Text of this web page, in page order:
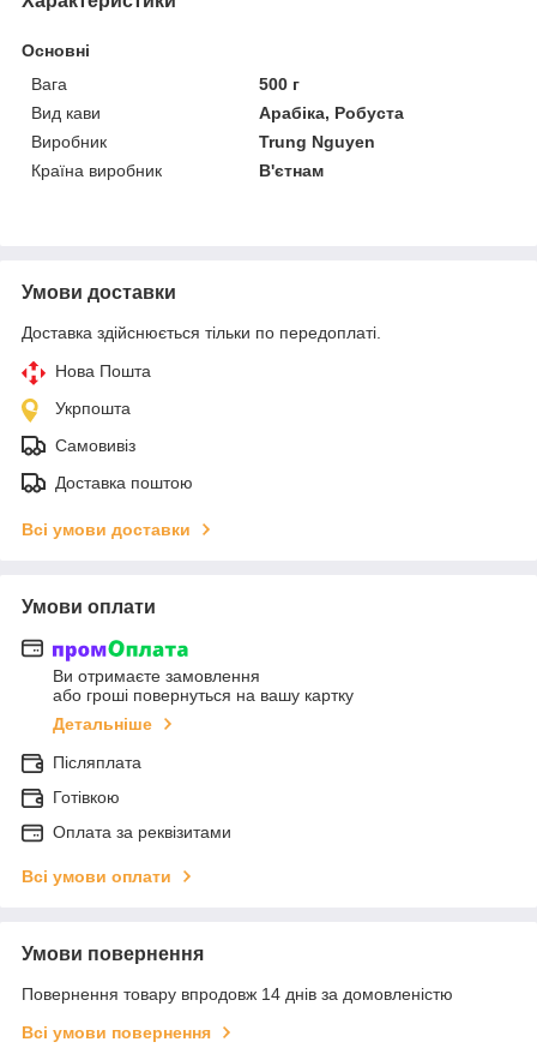
Основні
Вага
500 г
Вид кави
Арабіка, Робуста
Виробник
Trung Nguyen
Країна виробник
В'єтнам
Умови доставки
Доставка здійснюється тільки по передоплаті.
Нова Пошта
Укрпошта
Самовивіз
Доставка поштою
Всі умови доставки
Умови оплати
Ви отримаєте замовлення
або гроші повернуться на вашу картку
Детальніше
Післяплата
Готівкою
Оплата за реквізитами
Всі умови оплати
Умови повернення
Повернення товару впродовж 14 днів за домовленістю
Всі умови повернення